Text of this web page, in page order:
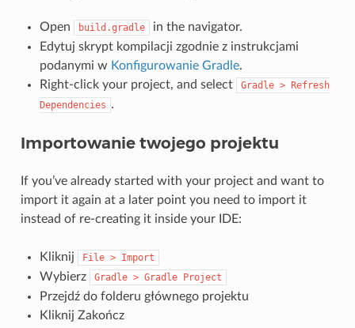
Open build.gradle
in the navigator.
Edytuj skrypt kompilacji zgodnie z instrukcjami
podanymi w Konfigurowanie Gradle.
Right-click your project, and select
Gradle >
Refresh
Dependencies .
Importowanie twojego projektu
If you’ve already started with your project and want to
import it again at a later point you need to import it
instead of re-creating it inside your IDE:
Kliknij File > Import
Wybierz Gradle > Gradle Project
Przejdź do folderu głównego projektu
Kliknij Zakończ